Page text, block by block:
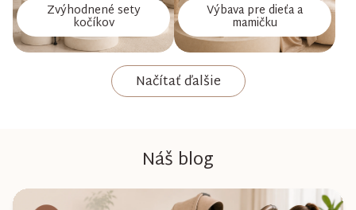
Zvýhodnené sety
kočíkov
Výbava pre dieťa a
mamičku
Načítať ďalšie
Náš blog